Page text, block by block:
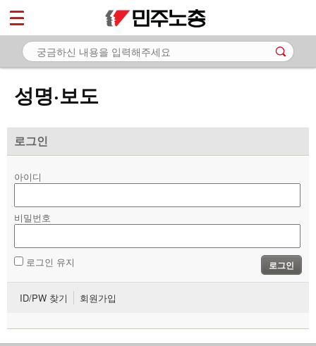
성명·보도
로그인
아이디
비밀번호
로그인 유지 로그인
ID/PW 찾기 회원가입
마이페이지
소개
- 공지사항
- 성명·보도
자료
부설기관
업무